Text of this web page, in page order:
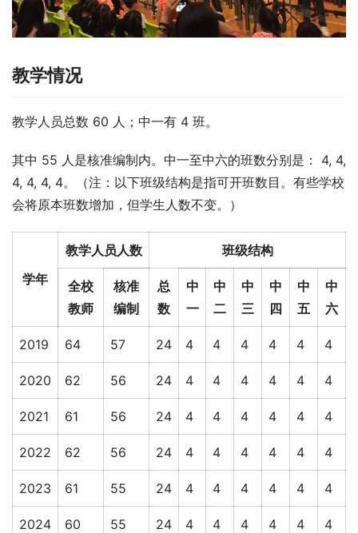
教学情况
教学人员总数 60 人；中一有 4 班。
其中 55 人是核准编制内。中一至中六的班数分别是： 4, 4,
4, 4, 4, 4。（注：以下班级结构是指可开班数目。有些学校
会将原本班数增加，但学生人数不变。）
学年
教学人员人数 班级结构
全校
教师
核准
编制
总
数
中
一
中
二
中
三
中
四
中
五
中
六
2019 64 57 24 4 4 4 4 4 4
2020 62 56 24 4 4 4 4 4 4
2021 61 56 24 4 4 4 4 4 4
2022 62 56 24 4 4 4 4 4 4
2023 61 55 24 4 4 4 4 4 4
2024 60 55 24 4 4 4 4 4 4